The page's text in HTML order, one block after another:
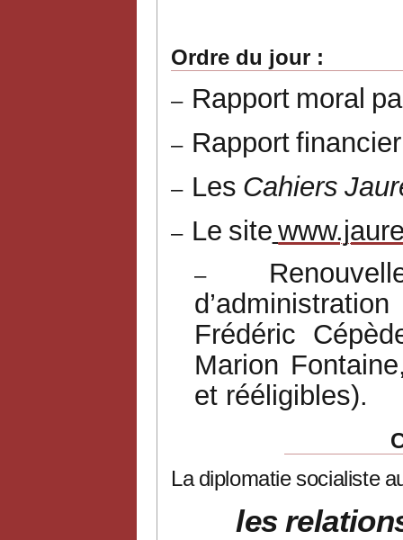
Ordre du jour :
– Rapport moral
– Rapport financier
– Les Cahiers
– Le site
–
Frédéric
Marion
et rééligibles).
La diplomatie socialiste
les